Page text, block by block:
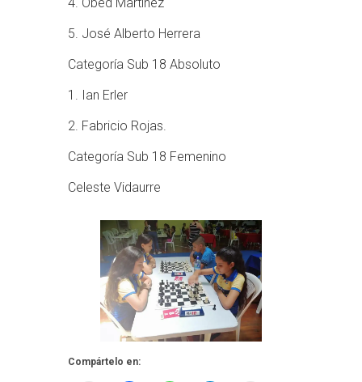
5. José Alberto Herrera
Categoría Sub 18 Absoluto
1. Ian Erler
2. Fabricio Rojas.
Categoría Sub 18 Femenino
Celeste Vidaurre
Compártelo en: